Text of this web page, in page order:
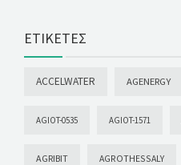
ΕΤΙΚΈΤΕΣ
ACCELWATER AGENERGY
AGIOT-0535 AGIOT-1571
AGRIBIT AGROTHESSALY